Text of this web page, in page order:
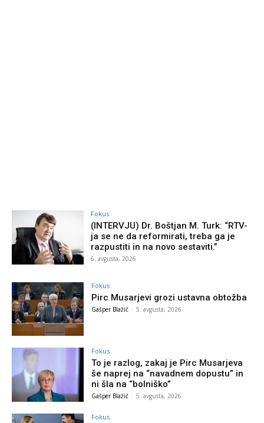
Fokus
(INTERVJU) Dr. Boštjan M. Turk: “RTV-
ja se ne da reformirati, treba ga je
razpustiti in na novo sestaviti.”
6. avgusta, 2026
Fokus
Pirc Musarjevi grozi ustavna obtožba
Gašper Blažič - 5. avgusta, 2026
Fokus
To je razlog, zakaj je Pirc Musarjeva
še naprej na “navadnem dopustu” in
ni šla na “bolniško”
Gašper Blažič - 5. avgusta, 2026
Fokus